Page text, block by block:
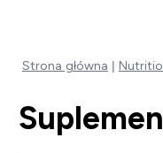
Strona główna